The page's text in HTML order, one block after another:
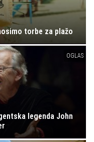
torbe za plažo
OGLAS
legenda John